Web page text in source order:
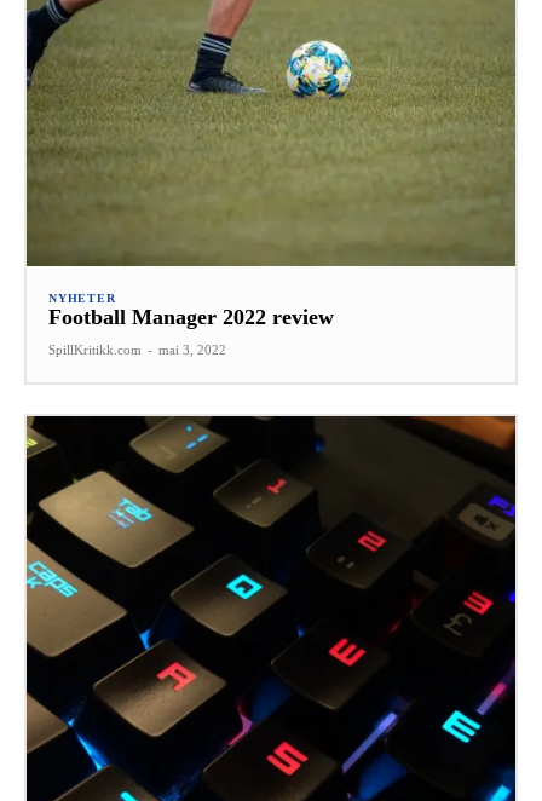
NYHETER
Football Manager 2022 review
SpillKritikk.com - mai 3, 2022